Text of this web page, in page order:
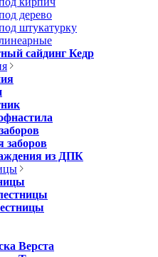
дерево
штукатурку
сайдинг Кедр
заборов
из ДПК
Верста